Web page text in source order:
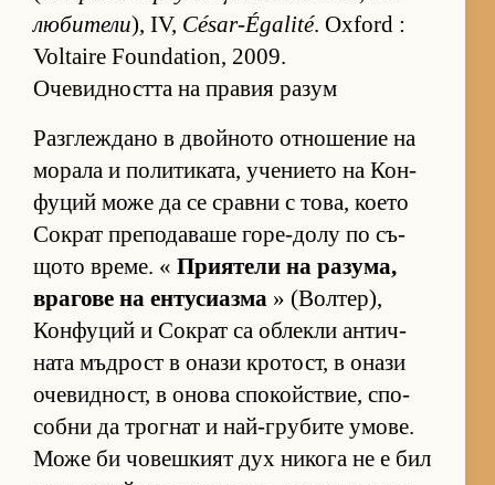
лю­би­тели), IV, César-Égalité. Oxford :
Voltaire Foundation, 2009.
Очевидността на правия разум
Раз­г­леж­дано в двой­ното от­но­ше­ние на
мо­рала и по­ли­ти­ка­та, уче­ни­ето на Кон­
фу­ций може да се сравни с то­ва, ко­ето
Сок­рат пре­по­да­ваше го­ре-долу по съ­
щото вре­ме. « При­я­тели на ра­зу­ма,
вра­гове на ен­ту­си­азма » (Вол­тер),
Кон­фу­ций и Сок­рат са об­лекли ан­тич­
ната мъд­рост в онази кро­тост, в онази
оче­вид­ност, в онова спо­койс­т­вие, спо­
собни да трог­нат и най-гру­бите умо­ве.
Може би чо­веш­кият дух ни­кога не е бил